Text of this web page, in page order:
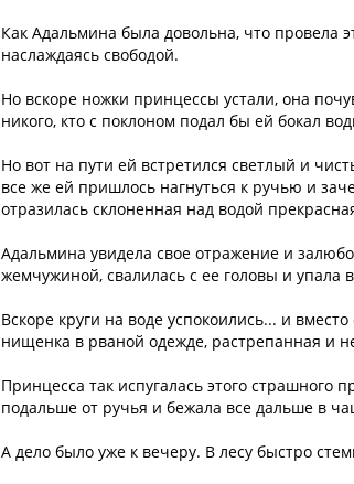
Как Адальмина была довольна, что провела
наслаждаясь свободой.
Но вскоре ножки принцессы устали, она
никого, кто с поклоном подал бы ей бокал
Но вот на пути ей встретился светлый и
все же ей пришлось нагнуться к ручью и
отразилась склоненная над водой
Адальмина увидела свое отражение и
жемчужиной, свалилась с ее головы и упала
Вскоре круги на воде успокоились... и
нищенка в рваной одежде, растрепанная и
Принцесса так испугалась этого страшного
подальше от ручья и бежала все дальше в
А дело было уже к вечеру. В лесу быстро